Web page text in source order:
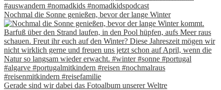
Nochmal die Sonne genießen, bevor der lange Winter
Gerade sind wir dabei das Fotoalbum unserer Weltre